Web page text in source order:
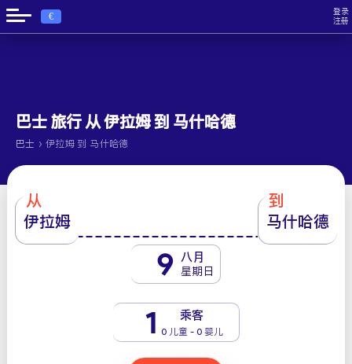
€
登录
注册
巴士 旅行 从 伊拉姆 到 马什哈德
巴士 › 伊拉姆 到 马什哈德
从
伊拉姆
到
马什哈德
9 八月
星期日
1 乘客
0 儿童 - 0 婴儿